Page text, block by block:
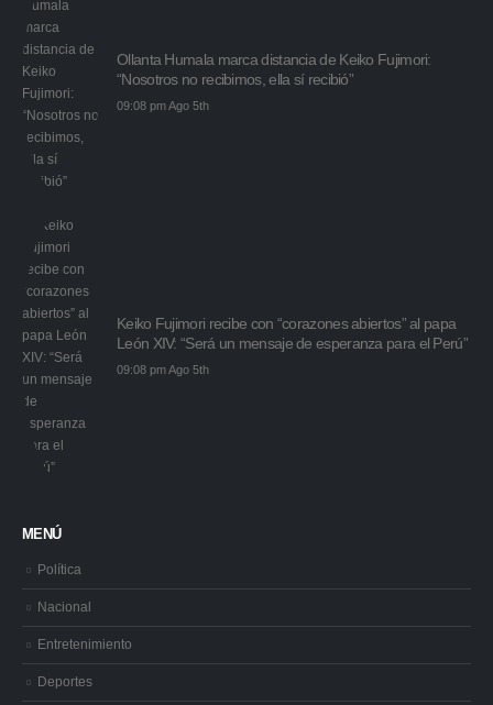
Ollanta Humala marca distancia de Keiko Fujimori:
“Nosotros no recibimos, ella sí recibió”
09:08 pm Ago 5th
Keiko Fujimori recibe con “corazones abiertos” al papa
León XIV: “Será un mensaje de esperanza para el Perú”
09:08 pm Ago 5th
MENÚ
Política
Nacional
Entretenimiento
Deportes